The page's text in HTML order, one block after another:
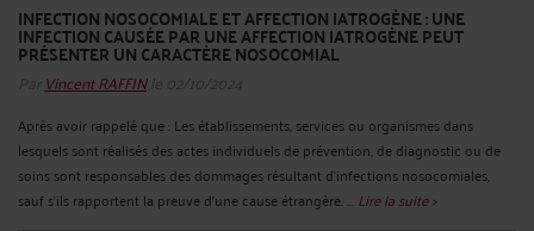
INFECTION NOSOCOMIALE ET AFFECTION IATROGÈNE : UNE
INFECTION CAUSÉE PAR UNE AFFECTION IATROGÈNE PEUT
PRÉSENTER UN CARACTÈRE NOSOCOMIAL
Par Vincent RAFFINle 02/10/2024
Après avoir rappelé que : Les établissements, services ou organismes dans
lesquels sont réalisés des actes individuels de prévention, de diagnostic ou de
soins sont responsables des dommages résultant d'infections nosocomiales,
sauf s'ils rapportent la preuve d'une cause étrangère. ... Lire la suite >